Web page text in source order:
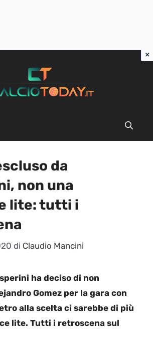
da
non una
lite: tutti i
di Claudio Mancini
ha deciso di non
Gomez per la gara con
alla scelta ci sarebbe di più
lite. Tutti i retroscena sul